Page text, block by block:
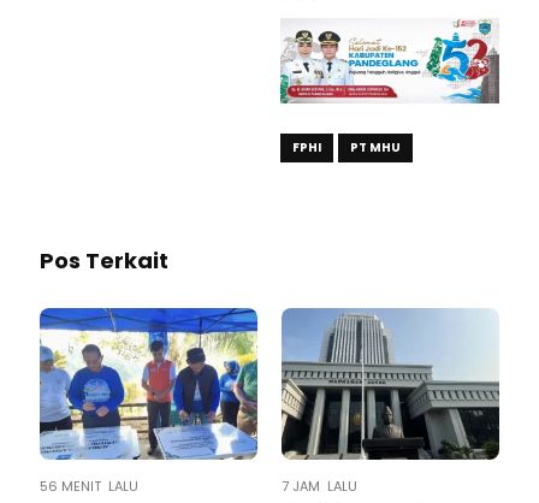
FPHI PT MHU
Pos Terkait
56 MENIT LALU 7 JAM LALU